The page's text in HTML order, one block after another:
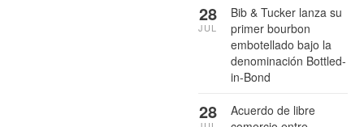
Bib & Tucker lanza su
primer bourbon
embotellado bajo la
denominación Bottled-
in-Bond
28
JUL
Acuerdo de libre
28